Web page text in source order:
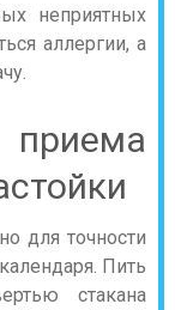
неприятных
аллергии, а
для точности
Пить
стакана